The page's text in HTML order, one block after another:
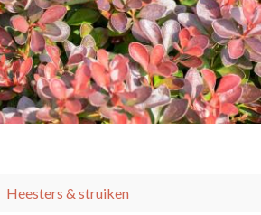
Heesters & struiken